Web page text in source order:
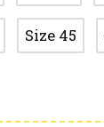
Size 45